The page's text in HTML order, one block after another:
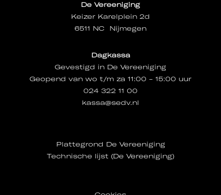
De Vereeniging
Keizer Karelplein 2d
6511 NC Nijmegen
Dagkassa
Gevestigd in De Vereeniging
Geopend van wo t/m za 11:00 - 15:00 uur
024 322 11 00
kassa@sedv.nl
Plattegrond De Vereeniging
Technische lijst (De Vereeniging)